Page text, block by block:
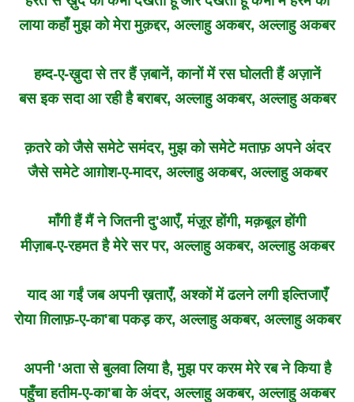
लाया कहाँ मुझ को मेरा मुक़द्दर, अल्लाहु अकबर, अल्लाहु अकबर
हम्द-ए-ख़ुदा से तर हैं ज़बानें, कानों में रस घोलती हैं अज़ानें
बस इक सदा आ रही है बराबर, अल्लाहु अकबर, अल्लाहु अकबर
क़तरे को जैसे समेटे समंदर, मुझ को समेटे मताफ़ अपने अंदर
जैसे समेटे आग़ोश-ए-मादर, अल्लाहु अकबर, अल्लाहु अकबर
माँगी हैं मैं ने जितनी दु'आएँ, मंज़ूर होंगी, मक़बूल होंगी
मीज़ाब-ए-रहमत है मेरे सर पर, अल्लाहु अकबर, अल्लाहु अकबर
याद आ गईं जब अपनी ख़ताएँ, अश्कों में ढलने लगी इल्तिजाएँ
रोया ग़िलाफ़-ए-का'बा पकड़ कर, अल्लाहु अकबर, अल्लाहु अकबर
अपनी 'अता से बुलवा लिया है, मुझ पर करम मेरे रब ने किया है
पहुँचा हतीम-ए-का'बा के अंदर, अल्लाहु अकबर, अल्लाहु अकबर